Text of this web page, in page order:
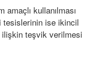
kullanılması
tesislerinin ise ikincil
ilişkin teşvik verilmesi